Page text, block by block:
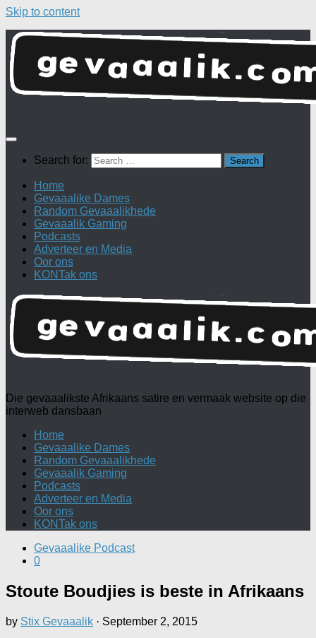
Skip to content
Search for:
Home
Gevaaalike Dames
Random Gevaaalikhede
Gevaaalik Gaming
Podcasts
Adverteer en Media
Oor ons
KONTak ons
Die gevaaalikste Afrikaans satire en vermaak website op die
interweb dansbaan
Home
Gevaaalike Dames
Random Gevaaalikhede
Gevaaalik Gaming
Podcasts
Adverteer en Media
Oor ons
KONTak ons
Gevaaalike Podcast
0
Stoute Boudjies is beste in Afrikaans
by Stix Gevaaalik · September 2, 2015